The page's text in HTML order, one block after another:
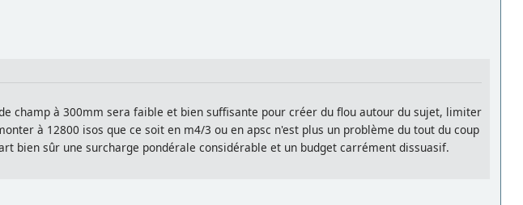
champ à 300mm sera faible et bien suffisante pour créer du flou autour du sujet, limiter
à 12800 isos que ce soit en m4/3 ou en apsc n'est plus un problème du tout du coup
bien sûr une surcharge pondérale considérable et un budget carrément dissuasif.